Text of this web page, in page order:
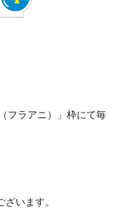
フラアニ）」枠にて毎
います。